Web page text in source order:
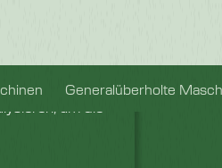
Generalüberholte
zu bieten.